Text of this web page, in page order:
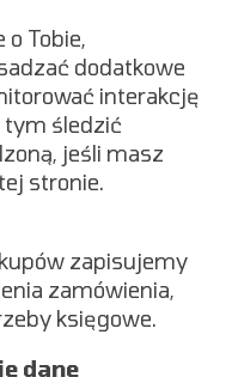
Tobie,
dodatkowe
interakcję
tym śledzić
jeśli masz
stronie.
zapisujemy
zamówienia,
księgowe.
dane